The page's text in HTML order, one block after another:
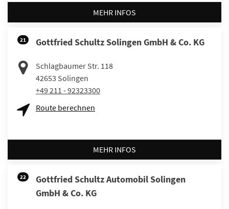
MEHR INFOS
21 Gottfried Schultz Solingen GmbH & Co. KG
Schlagbaumer Str. 118
42653 Solingen
+49 211 - 92323300
Route berechnen
MEHR INFOS
22
Gottfried Schultz Automobil Solingen
GmbH & Co. KG